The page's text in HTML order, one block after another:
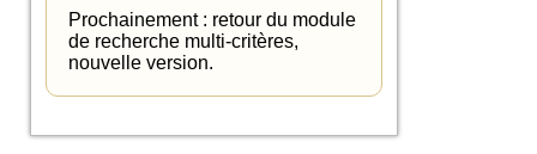
Prochainement : retour du module
de recherche multi-critères,
nouvelle version.